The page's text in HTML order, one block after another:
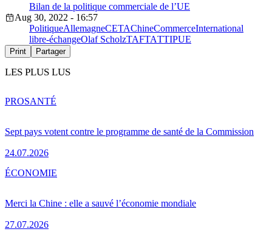
Bilan de la politique commerciale de l’UE
Aug 30, 2022 - 16:57
PolitiqueAllemagneCETAChineCommerceInternational
libre-échangeOlaf ScholzTAFTATTIPUE
Print Partager
LES PLUS LUS
Sept pays votent contre le programme de santé de la Commission
24.07.2026
PROSANTÉ
Merci la Chine : elle a sauvé l’économie mondiale
27.07.2026
ÉCONOMIE